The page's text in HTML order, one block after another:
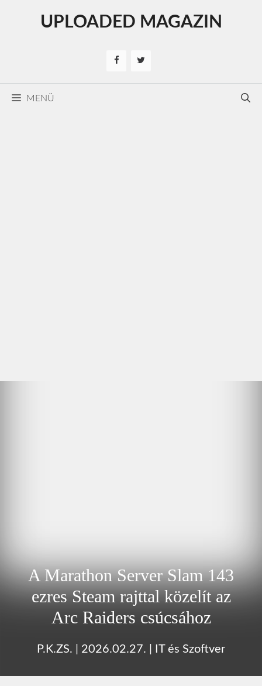
UPLOADED MAGAZIN
MENÜ
A Marathon Server Slam 143
ezres Steam rajttal közelít az
Arc Raiders csúcsához
P.K.ZS. 2026.02.27. IT és Szoftver